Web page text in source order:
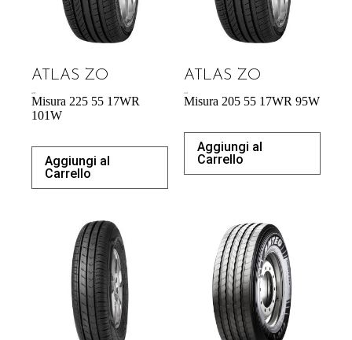
ATLAS ZO
Misura 225 55 17WR
101W
Aggiungi al
Carrello
ATLAS ZO
Misura 205 55 17WR 95W
Aggiungi al
Carrello